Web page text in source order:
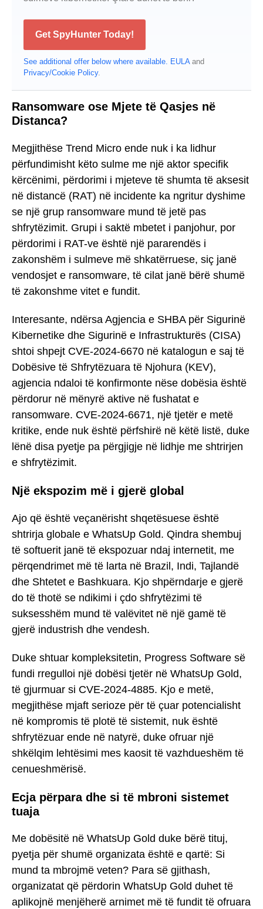
Get SpyHunter Today!
See additional offer below where available. EULAand
Privacy/Cookie Policy.
Ransomware ose Mjete të Qasjes në
Distanca?
Megjithëse Trend Micro ende nuk i ka lidhur
përfundimisht këto sulme me një aktor specifik
kërcënimi, përdorimi i mjeteve të shumta të aksesit
në distancë (RAT) në incidente ka ngritur dyshime
se një grup ransomware mund të jetë pas
shfrytëzimit. Grupi i saktë mbetet i panjohur, por
përdorimi i RAT-ve është një pararendës i
zakonshëm i sulmeve më shkatërruese, siç janë
vendosjet e ransomware, të cilat janë bërë shumë
të zakonshme vitet e fundit.
Interesante, ndërsa Agjencia e SHBA për Sigurinë
Kibernetike dhe Sigurinë e Infrastrukturës (CISA)
shtoi shpejt CVE-2024-6670 në katalogun e saj të
Dobësive të Shfrytëzuara të Njohura (KEV),
agjencia ndaloi të konfirmonte nëse dobësia është
përdorur në mënyrë aktive në fushatat e
ransomware. CVE-2024-6671, një tjetër e metë
kritike, ende nuk është përfshirë në këtë listë, duke
lënë disa pyetje pa përgjigje në lidhje me shtrirjen
e shfrytëzimit.
Një ekspozim më i gjerë global
Ajo që është veçanërisht shqetësuese është
shtrirja globale e WhatsUp Gold. Qindra shembuj
të softuerit janë të ekspozuar ndaj internetit, me
përqendrimet më të larta në Brazil, Indi, Tajlandë
dhe Shtetet e Bashkuara. Kjo shpërndarje e gjerë
do të thotë se ndikimi i çdo shfrytëzimi të
suksesshëm mund të valëvitet në një gamë të
gjerë industrish dhe vendesh.
Duke shtuar kompleksitetin, Progress Software së
fundi rregulloi një dobësi tjetër në WhatsUp Gold,
të gjurmuar si CVE-2024-4885. Kjo e metë,
megjithëse mjaft serioze për të çuar potencialisht
në kompromis të plotë të sistemit, nuk është
shfrytëzuar ende në natyrë, duke ofruar një
shkëlqim lehtësimi mes kaosit të vazhdueshëm të
cenueshmërisë.
Ecja përpara dhe si të mbroni sistemet
tuaja
Me dobësitë në WhatsUp Gold duke bërë tituj,
pyetja për shumë organizata është e qartë: Si
mund ta mbrojmë veten? Para së gjithash,
organizatat që përdorin WhatsUp Gold duhet të
aplikojnë menjëherë arnimet më të fundit të ofruara